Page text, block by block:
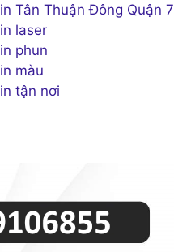
Tân Thuận Đông Quận 7
laser
phun
màu
tận nơi